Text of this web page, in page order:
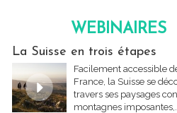
WEBINAIRES
La Suisse en trois étapes
Facilement accessible
France, la Suisse se
travers ses paysages
montagnes imposantes,...